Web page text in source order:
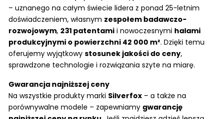
– uznanego na całym świecie lidera z ponad 25-letnim
doświadczeniem, własnym zespołem badawczo-
rozwojowym, 231 patentami i nowoczesnymi halami
produkcyjnymi o powierzchni 42 000 m². Dzięki temu
oferujemy wyjątkowystosunek jakości do ceny,
sprawdzone technologie i rozwiązania szyte na miarę.
Gwarancja najniższej ceny
Na wszystkie produkty marki Silverfox – a także na
porównywalne modele – zapewniamy gwarancję